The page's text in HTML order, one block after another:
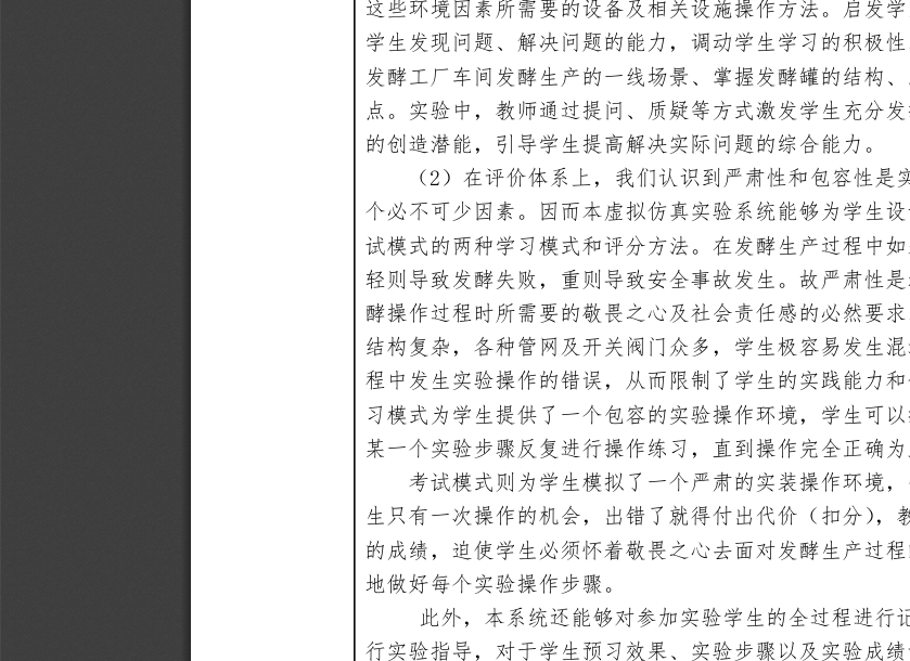
这些环境因素所需要的设备及相关设施操作方法。启发
学生发现问题、解决问题的能力，调动学生学习的积极
发酵工厂车间发酵生产的一线场景、掌握发酵罐的结构
点。实验中，教师通过提问、质疑等方式激发学生充分
的创造潜能，引导学生提高解决实际问题的综合能力。
（2）在评价体系上，我们认识到严肃性和包容性是
个必不可少因素。因而本虚拟仿真实验系统能够为学生
试模式的两种学习模式和评分方法。在发酵生产过程中如
轻则导致发酵失败，重则导致安全事故发生。故严肃性
酵操作过程时所需要的敬畏之心及社会责任感的必然要
结构复杂，各种管网及开关阀门众多，学生极容易发生
程中发生实验操作的错误，从而限制了学生的实践能力
习模式为学生提供了一个包容的实验操作环境，学生可
某一个实验步骤反复进行操作练习，直到操作完全正确为
考试模式则为学生模拟了一个严肃的实装操作环境
生只有一次操作的机会，出错了就得付出代价（扣分），
的成绩，迫使学生必须怀着敬畏之心去面对发酵生产过
地做好每个实验操作步骤。
此外，本系统还能够对参加实验学生的全过程进行
行实验指导，对于学生预习效果、实验步骤以及实验成